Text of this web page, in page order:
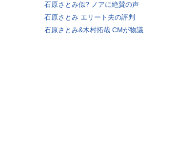
石原さとみ似? ノアに絶賛の声
石原さとみ エリート夫の評判
石原さとみ&木村拓哉 CMが物議